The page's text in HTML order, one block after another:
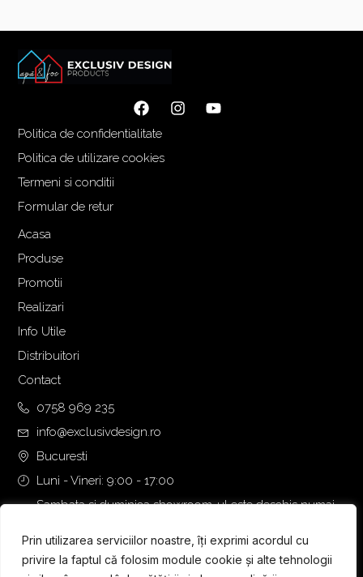
Prin utilizarea serviciilor noastre, îți exprimi acordul cu
privire la faptul că folosim module cookie și alte tehnologii
Politica de confidentialitate
Politica de utilizare cookies
Termeni si conditii
Formular de retur
Acasa
Produse
Promotii
Realizari
Info Utile
Distribuitori
Contact
0758 969 235
info@exclusivdesign.ro
Bucuresti
Luni - Vineri: 9:00 - 17:00
Sambata si duminica showroom-ul este deschis numai